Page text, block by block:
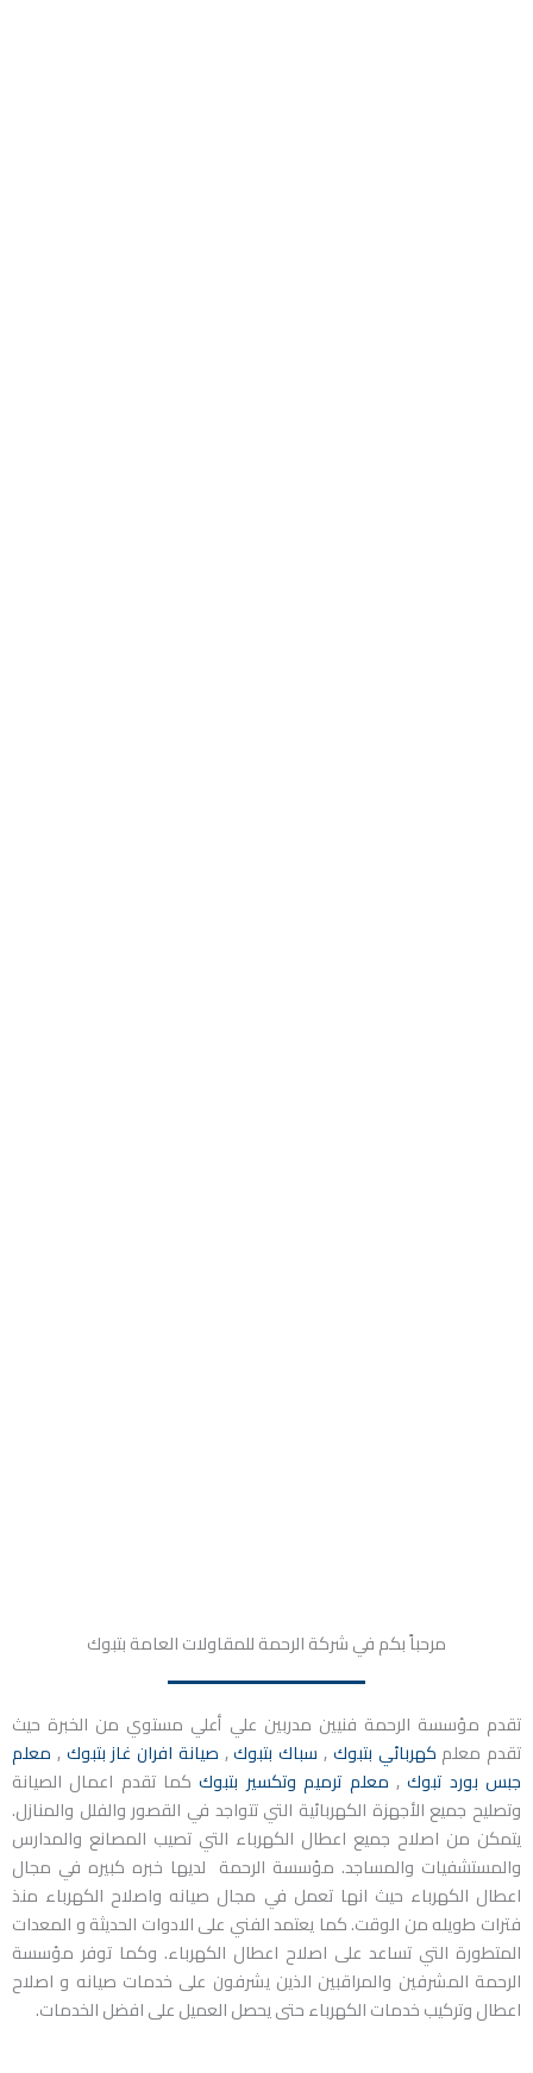
مرحباً بكم في شركة الرحمة للمقاولات العامة بتبوك
تقدم مؤسسة الرحمة فنيين مدربين علي أعلي مستوي من الخبرة حيث
تقدم معلم كهربائي بتبوك, سباك بتبوك, صيانة افران غاز بتبوك, معلم
جبس بورد تبوك, معلم ترميم وتكسير بتبوك كما تقدم اعمال الصيانة
وتصليح جميع الأجهزة الكهربائية التي تتواجد في القصور والفلل والمنازل.
يتمكن من اصلاح جميع اعطال الكهرباء التي تصيب المصانع والمدارس
والمستشفيات والمساجد. مؤسسة الرحمة لديها خبره كبيره في مجال
اعطال الكهرباء حيث انها تعمل في مجال صيانه واصلاح الكهرباء منذ
فترات طويله من الوقت. كما يعتمد الفني على الادوات الحديثة و المعدات
المتطورة التي تساعد على اصلاح اعطال الكهرباء. وكما توفر مؤسسة
الرحمة المشرفين والمراقبين الذين يشرفون على خدمات صيانه و اصلاح
اعطال وتركيب خدمات الكهرباء حتى يحصل العميل على افضل الخدمات.